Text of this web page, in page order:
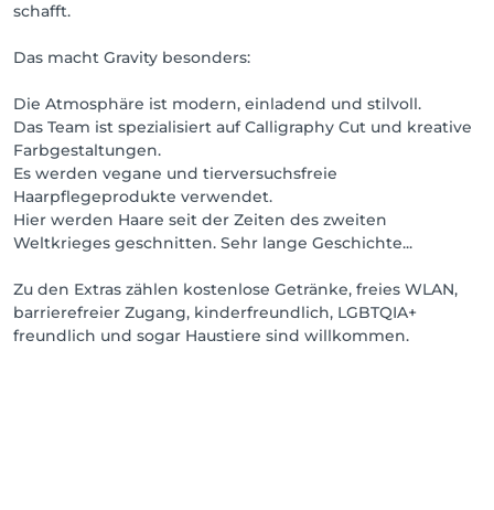
schafft.
Das macht Gravity besonders:
Die Atmosphäre ist modern, einladend und stilvoll.
Das Team ist spezialisiert auf Calligraphy Cut und kreative
Farbgestaltungen.
Es werden vegane und tierversuchsfreie
Haarpflegeprodukte verwendet.
Hier werden Haare seit der Zeiten des zweiten
Weltkrieges geschnitten. Sehr lange Geschichte...
Zu den Extras zählen kostenlose Getränke, freies WLAN,
barrierefreier Zugang, kinderfreundlich, LGBTQIA+
freundlich und sogar Haustiere sind willkommen.